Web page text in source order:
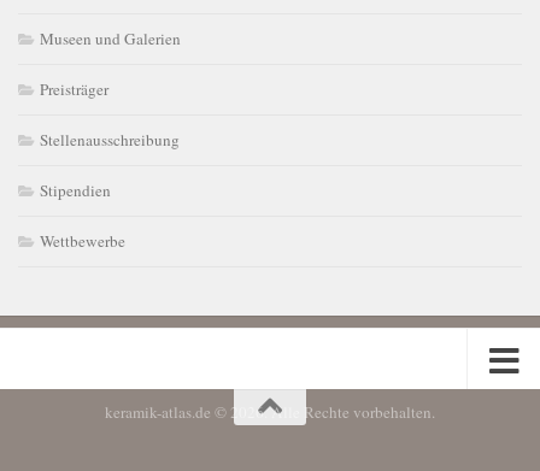
Museen und Galerien
Preisträger
Stellenausschreibung
Stipendien
Wettbewerbe
keramik-atlas.de © 2026. Alle Rechte vorbehalten.